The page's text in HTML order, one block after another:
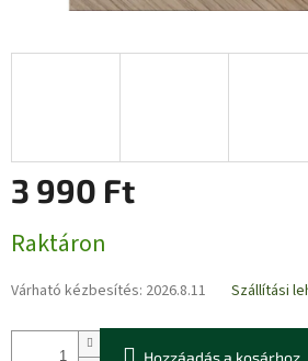
3 990 Ft
Raktáron
Várható kézbesítés: 2026.8.11 Szállítási